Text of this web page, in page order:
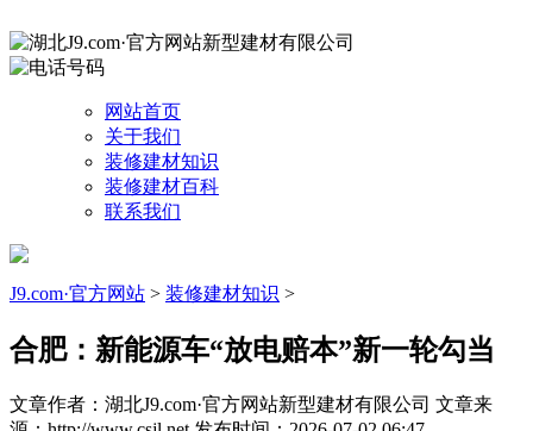
网站首页
关于我们
装修建材知识
装修建材百科
联系我们
J9.com·官方网站 > 装修建材知识 >
合肥：新能源车“放电赔本”新一轮勾当
文章作者：湖北J9.com·官方网站新型建材有限公司 文章来